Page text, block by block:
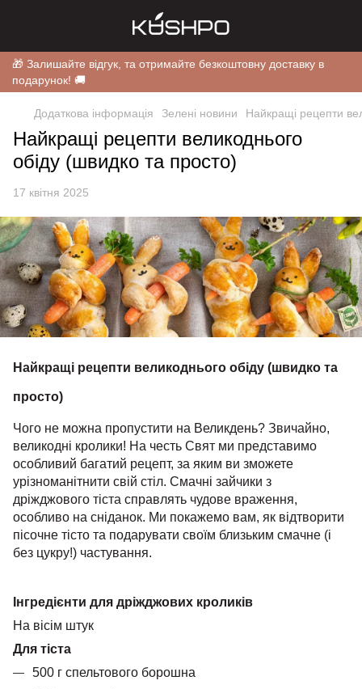
🎁 Залишайте відгук, та отримайте безкоштовну доставку в
подарунок! 🚚
Додаткова інформація Зелені новини Найкращі рецепти
Найкращі рецепти великоднього
обіду (швидко та просто)
17 квітня 2025
Найкращі рецепти великоднього обіду (швидко та
просто)
Чого не можна пропустити на Великдень? Звичайно,
великодні кролики! На честь Свят ми представимо
особливий багатий рецепт, за яким ви зможете
урізноманітнити свій стіл. Смачні зайчики з
дріжджового тіста справлять чудове враження,
особливо на сніданок. Ми покажемо вам, як відтворити
пісочне тісто та подарувати своїм близьким смачне (і
без цукру!) частування.
Інгредієнти для дріжджових кроликів
На вісім штук
Для тіста
500 г спельтового борошна